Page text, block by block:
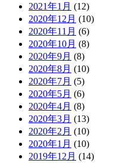
2021年1月 (12)
2020年12月 (10)
2020年11月 (6)
2020年10月 (8)
2020年9月 (8)
2020年8月 (10)
2020年7月 (5)
2020年5月 (6)
2020年4月 (8)
2020年3月 (13)
2020年2月 (10)
2020年1月 (10)
2019年12月 (14)